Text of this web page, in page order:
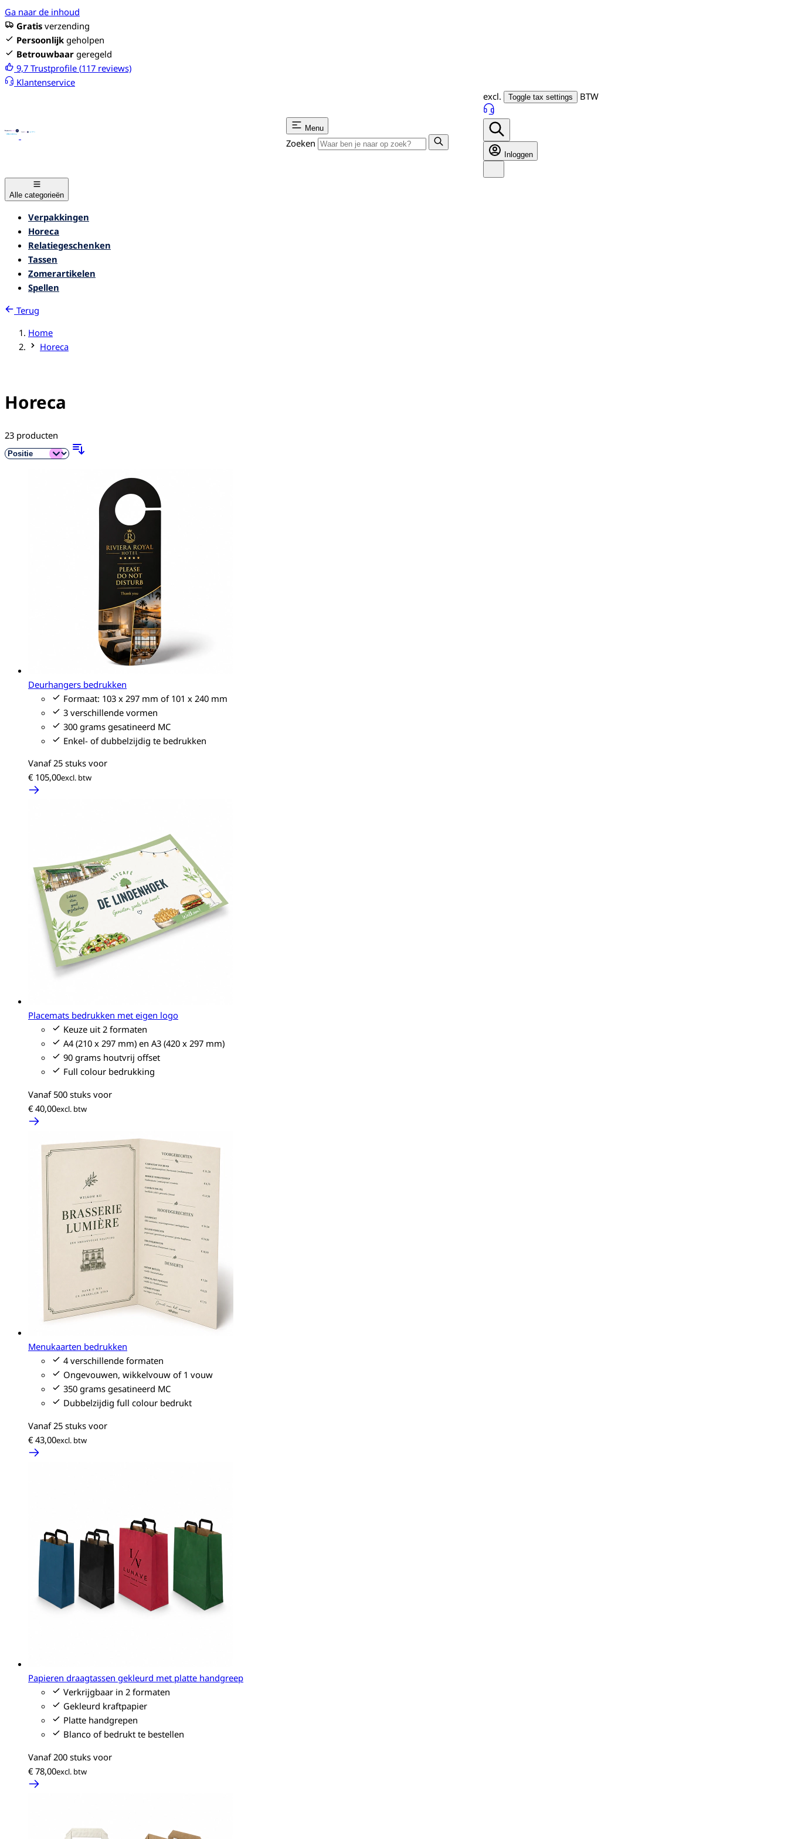
Ga naar de inhoud
Gratis verzending
Persoonlijk geholpen
Betrouwbaar geregeld
9,7 Trustprofile (117 reviews)
Klantenservice
Menu
Zoeken
excl. Toggle tax settings BTW
Inloggen
Alle categorieën
Verpakkingen
Horeca
Relatiegeschenken
Tassen
Zomerartikelen
Spellen
Terug
Home
Horeca
Horeca
23 producten
Deurhangers bedrukken
Formaat: 103 x 297 mm of 101 x 240 mm
3 verschillende vormen
300 grams gesatineerd MC
Enkel- of dubbelzijdig te bedrukken
Vanaf 25 stuks voor
€ 105,00
Placemats bedrukken met eigen logo
Keuze uit 2 formaten
A4 (210 x 297 mm) en A3 (420 x 297 mm)
90 grams houtvrij offset
Full colour bedrukking
Vanaf 500 stuks voor
€ 40,00
Menukaarten bedrukken
4 verschillende formaten
Ongevouwen, wikkelvouw of 1 vouw
350 grams gesatineerd MC
Dubbelzijdig full colour bedrukt
Vanaf 25 stuks voor
€ 43,00
Papieren draagtassen gekleurd met platte handgreep
Verkrijgbaar in 2 formaten
Gekleurd kraftpapier
Platte handgrepen
Blanco of bedrukt te bestellen
Vanaf 200 stuks voor
€ 78,00